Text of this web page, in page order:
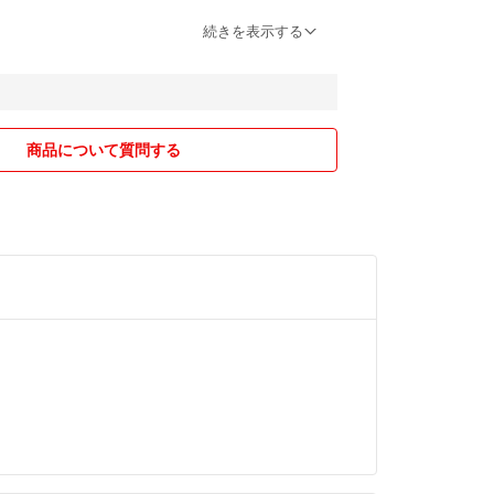
元にしている付録だそうで、表地にリップストッ
るほか、ブロック状のキルティングステッチや持
ト多数で機能性も高いアイテムでした。
ＥＣＩＡＬ ＢＯＯＫ １５ｔｈ ＡＮＮＩＶＥＲ
しておりませんので、必要な方はご購入をお控え
は事前申請を入れてた頂いた方が今後、トラブル
要な旨をお知らせした結果です。こちらからは良
領収書もお入れしましたが、自分なりに努めた結
ったので領収書はお断りさせて下さい。
事が有り、そうなると回収の対応が出来ません。
続きを表示する
商品について質問する